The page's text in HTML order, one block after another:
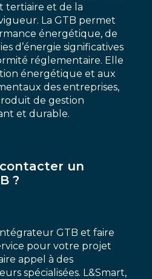
tertiaire et de la
La GTB permet
énergétique, de
d’énergie significatives
réglementaire. Elle
énergétique et aux
des entreprises,
de gestion
et durable.
un
?
GTB et faire
pour votre projet
appel à des
spécialisées. L&Smart,